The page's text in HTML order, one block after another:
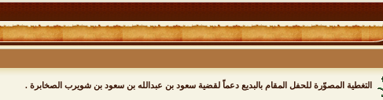
التغطية المصوّرة للحفل المقام بالبديع دعماً لقضية سعود بن عبدالله بن سعود بن شويرب الصخابرة .